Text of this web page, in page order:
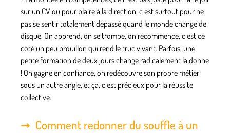
sur un CV ou pour plaire à la direction, c est surtout pour ne
pas se sentir totalement dépassé quand le monde change de
disque. On apprend, on se trompe, on recommence, c est ce
côté un peu brouillon qui rend le truc vivant. Parfois, une
petite formation de deux jours change radicalement la donne
! On gagne en confiance, on redécouvre son propre métier
sous un autre angle, et ça, c est précieux pour la réussite
collective.
Comment redonner du souffle à un